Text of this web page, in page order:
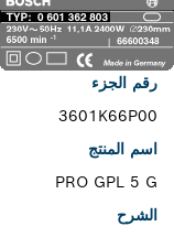
رقم الجزء
3601K66P00
اسم المنتج
PRO GPL 5 G
الشرح